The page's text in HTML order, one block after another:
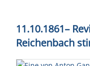
11.10.1861–
Reichenbach